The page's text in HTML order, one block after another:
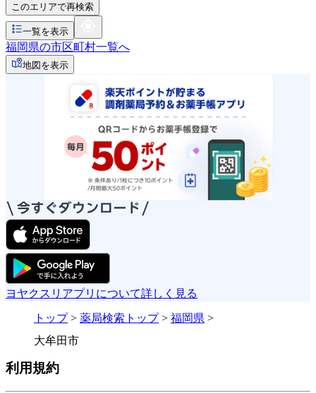
このエリアで再検索
一覧を表示
福岡県の市区町村一覧へ
地図を表示
ヨヤクスリアプリについて詳しく見る
トップ> 薬局検索トップ> 福岡県 >
大牟田市
利用規約